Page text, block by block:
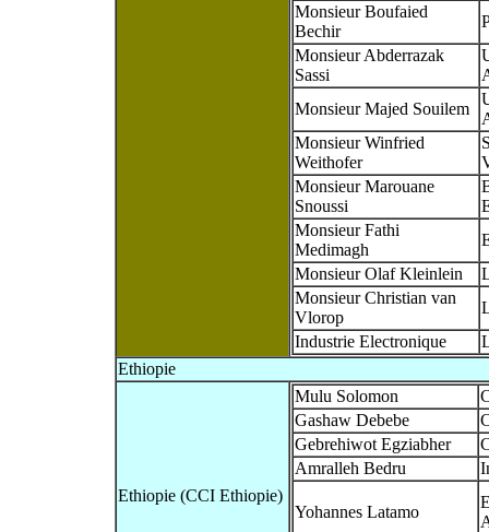
Monsieur Boufaied
Bechir
Monsieur Abderrazak
Sassi
Monsieur Majed Souilem
Monsieur Winfried
Weithofer
Monsieur Marouane
Snoussi
Monsieur Fathi
Medimagh
Monsieur Olaf Kleinlein
Monsieur Christian van
Vlorop
Industrie Electronique
Ethiopie
Ethiopie (CCI Ethiopie)
Mulu Solomon
Gashaw Debebe
Gebrehiwot Egziabher
Amralleh Bedru
Yohannes Latamo